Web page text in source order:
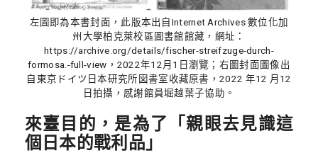
左圖即為本書封面，此版本出自Internet Archives 數位化加
州大學柏克萊校區圖書館館藏，網址：
https://archive.org/details/fischer-streifzuge-durch-
formosa.-full-view，2022年12月1日瀏覽；右圖封面圖像出
自東京ドイツ日本研究所図書室收藏原書，2022 年12 月12
日拍攝，感謝館員堀越葉子協助。
來臺目的，是為了「親眼去見識這
個日本的戰利品」